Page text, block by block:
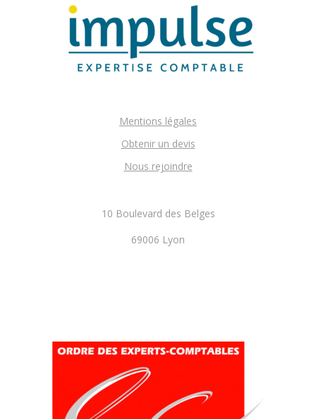
Mentions légales
Obtenir un devis
Nous rejoindre
10 Boulevard des Belges
69006 Lyon